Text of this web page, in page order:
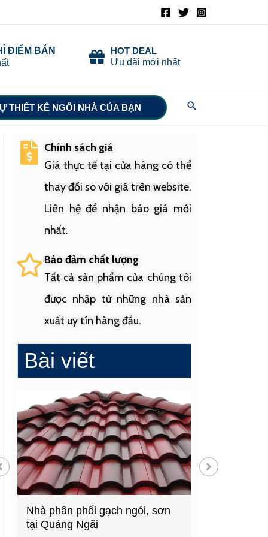
ĐIỂM BÁN
HOT DEAL
Ưu đãi mới nhất
THIẾT KẾ NGÔI NHÀ CỦA BẠN Search
Chính sách giá
Giá thực tế tại cửa hàng có thể
thay đổi so với giá trên website.
Liên hệ để nhận báo giá mới
nhất.
Bảo đảm chất lượng
Tất cả sản phẩm của chúng tôi
được nhập từ những nhà sản
xuất uy tín hàng đầu.
Bài viết
Nhà phân phối gạch ngói, sơn
tại Quảng Ngãi